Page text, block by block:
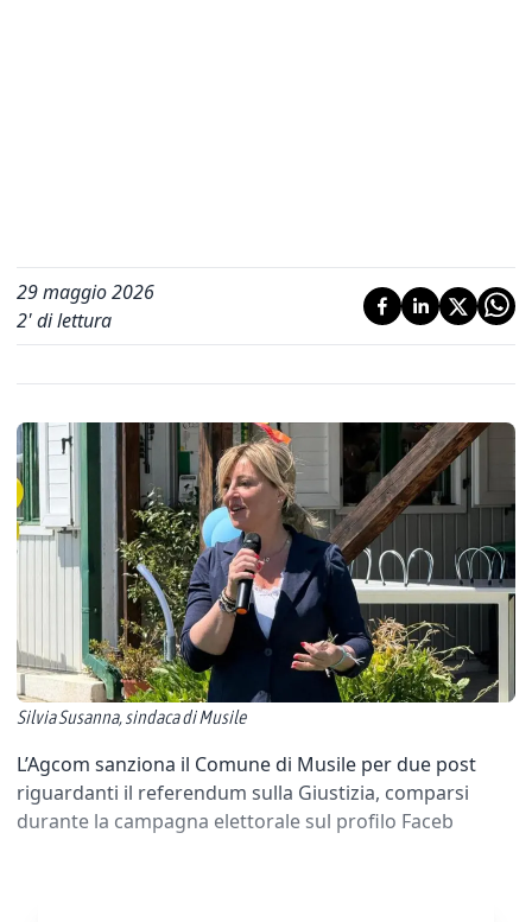
29 maggio 2026
2' di lettura
Silvia Susanna, sindaca di Musile
L’Agcom sanziona il Comune di Musile per due post
riguardanti il referendum sulla Giustizia, comparsi
durante la campagna elettorale sul profilo Faceb